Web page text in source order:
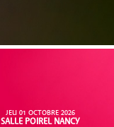
JEU 01 OCTOBRE 2026
SALLE POIREL NANCY